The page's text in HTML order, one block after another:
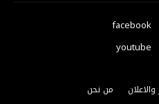
facebook
youtube
من نحن